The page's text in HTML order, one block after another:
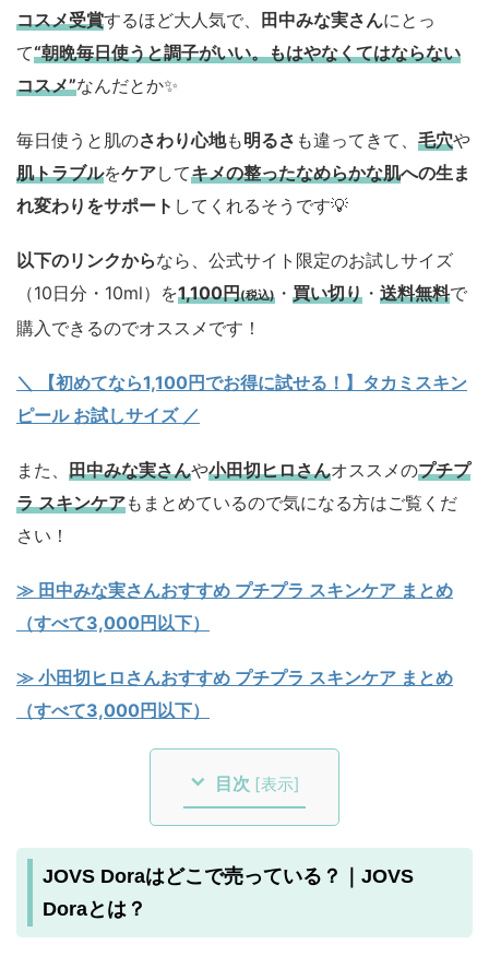
コスメ受賞するほど大人気で、 田中みな実さんにとっ
て“朝晩毎日使うと調子がいい。もはやなくてはならない
コスメ”なんだとか✨
毎日使うと肌のさわり心地も明るさ も違ってきて、 毛穴や
肌トラブルをケアしてキメの整ったなめらかな肌への生ま
れ変わりをサポート してくれるそうです💡
以下のリンクからなら、公式サイト限定のお試しサイズ
（10日分・10ml）を1,100円(税込) ・ 買い切り ・ 送料無料で
購入できるのでオススメです！
＼ 【初めてなら1,100円でお得に試せる！】タカミスキン
ピール お試しサイズ／
また、 田中みな実さんや小田切ヒロさんオススメのプチプ
ラ スキンケアもまとめているので気になる方はご覧くだ
さい！
≫ 田中みな実さんおすすめ プチプラ スキンケア まとめ
（すべて3,000円以下）
≫ 小田切ヒロさんおすすめ プチプラ スキンケア まとめ
（すべて3,000円以下）
目次 [表示]
JOVS Doraはどこで売っている？｜JOVS
Doraとは？